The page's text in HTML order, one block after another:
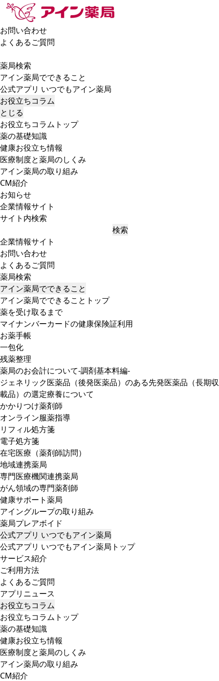
お問い合わせ
よくあるご質問
薬局検索
アイン薬局でできること
公式アプリ いつでもアイン薬局
お役立ちコラム
とじる
お役立ちコラムトップ
薬の基礎知識
健康お役立ち情報
医療制度と薬局のしくみ
アイン薬局の取り組み
CM紹介
お知らせ
企業情報サイト
サイト内検索
検索
企業情報サイト
お問い合わせ
よくあるご質問
薬局検索
アイン薬局でできること
アイン薬局でできることトップ
薬を受け取るまで
マイナンバーカードの健康保険証利用
お薬手帳
一包化
残薬整理
薬局のお会計について-調剤基本料編-
ジェネリック医薬品（後発医薬品）のある先発医薬品（長期収
載品）の選定療養について
かかりつけ薬剤師
オンライン服薬指導
リフィル処方箋
電子処方箋
在宅医療（薬剤師訪問）
地域連携薬局
専門医療機関連携薬局
がん領域の専門薬剤師
健康サポート薬局
アイングループの取り組み
薬局プレアボイド
公式アプリ いつでもアイン薬局
公式アプリ いつでもアイン薬局トップ
サービス紹介
ご利用方法
よくあるご質問
アプリニュース
お役立ちコラム
お役立ちコラムトップ
薬の基礎知識
健康お役立ち情報
医療制度と薬局のしくみ
アイン薬局の取り組み
CM紹介